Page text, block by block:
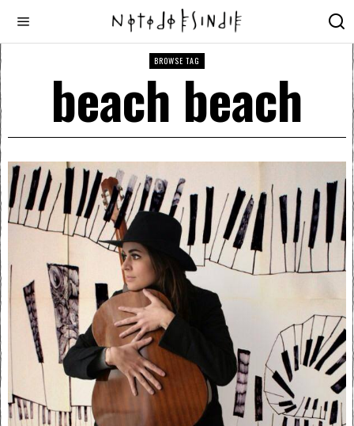
BROWSE TAG
beach beach